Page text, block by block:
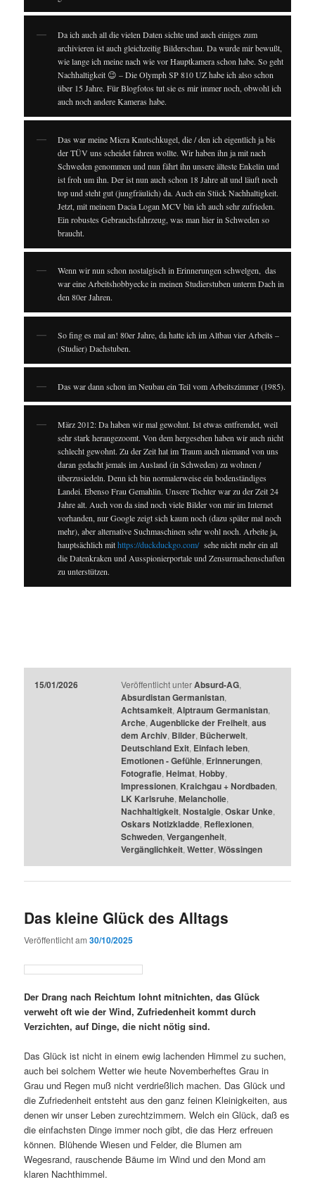
Da ich auch all die vielen Daten sichte und auch einiges zum
archivieren ist auch gleichzeitig Bilderschau. Da wurde mir bewußt,
wie lange ich meine nach wie vor Hauptkamera schon habe. So geht
Nachhaltigkeit 😉 – Die Olymph SP 810 UZ habe ich also schon
über 15 Jahre. Für Blogfotos tut sie es mir immer noch, obwohl ich
auch noch andere Kameras habe.
Das war meine Micra Knutschkugel, die / den ich eigentlich ja bis
der TÜV uns scheidet fahren wollte. Wir haben ihn ja mit nach
Schweden genommen und nun fährt ihn unsere älteste Enkelin und
ist froh um ihn. Der ist nun auch schon 18 Jahre alt und läuft noch
top und steht gut (jungfräulich) da. Auch ein Stück Nachhaltigkeit.
Jetzt, mit meinem Dacia Logan MCV bin ich auch sehr zufrieden.
Ein robustes Gebrauchsfahrzeug, was man hier in Schweden so
braucht.
Wenn wir nun schon nostalgisch in Erinnerungen schwelgen, ⁣⁣ das
war eine Arbeitshobbyecke in meinen Studierstuben unterm Dach in
den 80er Jahren.
So fing es mal an! 80er Jahre, da hatte ich im Altbau vier Arbeits –
(Studier) Dachstuben.
Das war dann schon im Neubau ein Teil vom Arbeitszimmer (1985).
März 2012: Da haben wir mal gewohnt. Ist etwas entfremdet, weil
sehr stark herangezoomt. Von dem hergesehen haben wir auch nicht
schlecht gewohnt. Zu der Zeit hat im Traum auch niemand von uns
daran gedacht jemals im Ausland (in Schweden) zu wohnen /
überzusiedeln. Denn ich bin normalerweise ein bodenständiges
Landei. Ebenso Frau Gemahlin. Unsere Tochter war zu der Zeit 24
Jahre alt. Auch von da sind noch viele Bilder von mir im Internet
vorhanden, nur Google zeigt sich kaum noch (dazu später mal noch
mehr), aber alternative Suchmaschinen sehr wohl noch. Arbeite ja,
hauptsächlich mithttps://duckduckgo.com/sehe nicht mehr ein all
die Datenkraken und Ausspionierportale und Zensurmachenschaften
zu unterstützen.
15/01/2026 Veröffentlicht unter Absurd-AG,
Absurdistan Germanistan,
Achtsamkeit, Alptraum Germanistan,
Arche, Augenblicke der Freiheit, aus
dem Archiv, Bilder, Bücherwelt,
Deutschland Exit, Einfach leben,
Emotionen - Gefühle, Erinnerungen,
Fotografie, Heimat, Hobby,
Impressionen, Kraichgau + Nordbaden,
LK Karlsruhe, Melancholie,
Nachhaltigkeit, Nostalgie, Oskar Unke,
Oskars Notizkladde, Reflexionen,
Schweden, Vergangenheit,
Vergänglichkeit, Wetter, Wössingen
Das kleine Glück des Alltags
Veröffentlicht am30/10/2025
Der Drang nach Reichtum lohnt mitnichten, das Glück
verweht oft wie der Wind, Zufriedenheit kommt durch
Verzichten, auf Dinge, die nicht nötig sind.
Das Glück ist nicht in einem ewig lachenden Himmel zu suchen,
auch bei solchem Wetter wie heute Novemberheftes Grau in
Grau und Regen muß nicht verdrießlich machen. Das Glück und
die Zufriedenheit entsteht aus den ganz feinen Kleinigkeiten, aus
denen wir unser Leben zurechtzimmern. Welch ein Glück, daß es
die einfachsten Dinge immer noch gibt, die das Herz erfreuen
können. Blühende Wiesen und Felder, die Blumen am
Wegesrand, rauschende Bäume im Wind und den Mond am
klaren Nachthimmel.